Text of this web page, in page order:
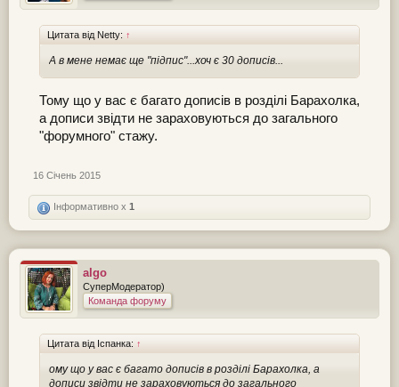
Цитата від Netty: ↑
А в мене немає ще "підпис"...хоч є 30 дописів...
Тому що у вас є багато дописів в розділі Барахолка,
а дописи звідти не зараховуються до загального
"форумного" стажу.
16 Січень 2015
Інформативно x 1
algo
СуперМодератор)
Команда форуму
Цитата від Іспанка: ↑
ому що у вас є багато дописів в розділі Барахолка, а
дописи звідти не зараховуються до загального